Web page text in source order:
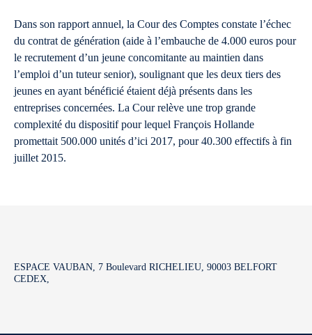
Dans son rapport annuel, la Cour des Comptes constate l’échec
du contrat de génération (aide à l’embauche de 4.000 euros pour
le recrutement d’un jeune concomitante au maintien dans
l’emploi d’un tuteur senior), soulignant que les deux tiers des
jeunes en ayant bénéficié étaient déjà présents dans les
entreprises concernées. La Cour relève une trop grande
complexité du dispositif pour lequel François Hollande
promettait 500.000 unités d’ici 2017, pour 40.300 effectifs à fin
juillet 2015.
ESPACE VAUBAN, 7 Boulevard RICHELIEU, 90003 BELFORT
CEDEX,